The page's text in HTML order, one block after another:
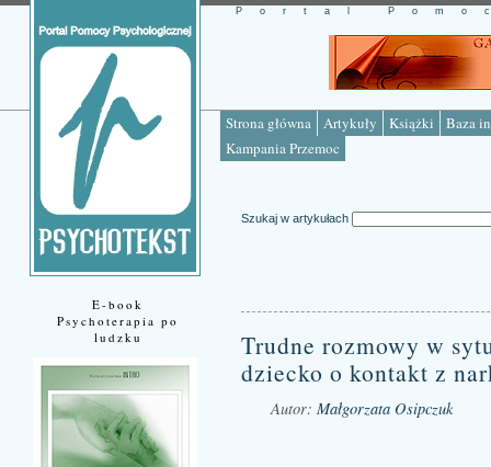
Strona główna Artykuły Książki
Baza
Kampania Przemoc
Portal
E-book
Psychoterapia po
ludzku
Szukaj w artykułach
Trudne rozmowy w
dziecko o kontakt z
Autor: Małgorzata Osipczuk